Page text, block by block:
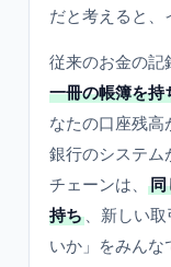
だと考えると、
従来のお金の記
一冊の帳簿を持
なたの口座残高
銀行のシステム
チェーンは、
同
持ち 、新しい
いか」をみんな